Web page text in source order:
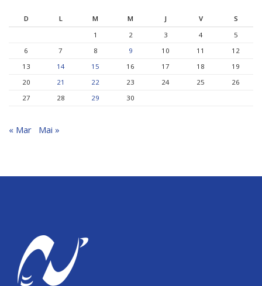
D L M M J V
S
1
2 3 4
5
6
7 8 9 10 11
12
13
14 15 16 17 18
19
20
21 22 23 24 25
26
27
28 29 30
« Mar Mai »